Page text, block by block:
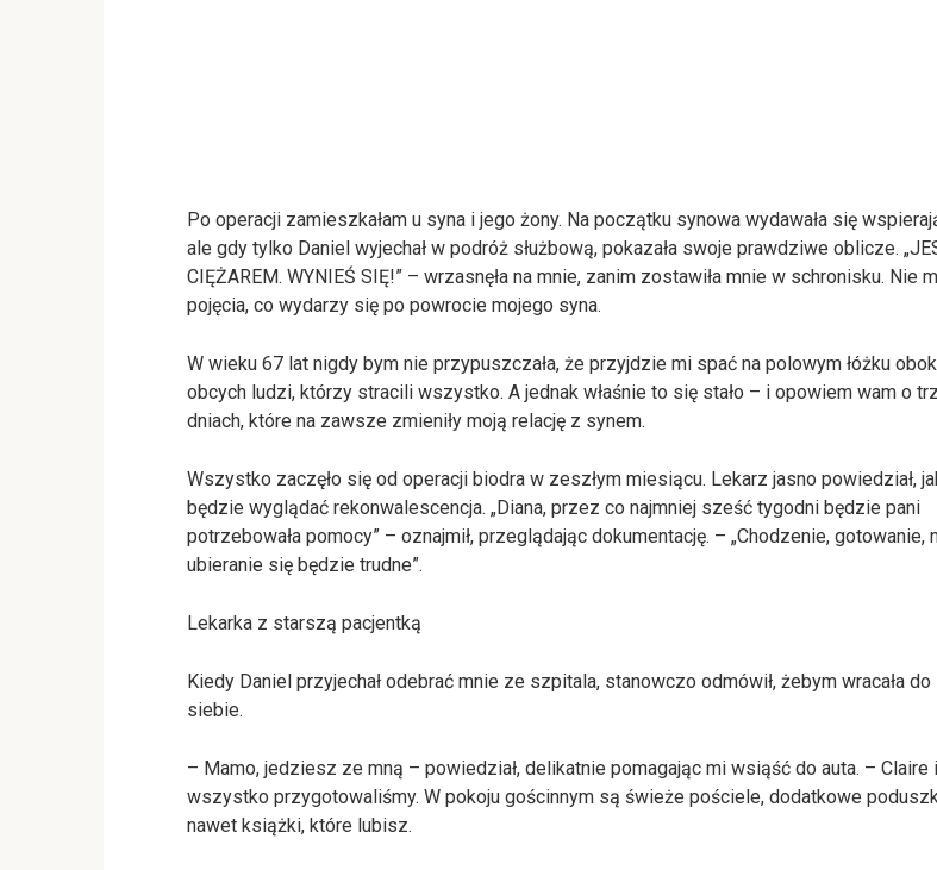
Po operacji zamieszkałam u syna i jego żony. Na początku synowa wydawała się
ale gdy tylko Daniel wyjechał w podróż służbową, pokazała swoje prawdziwe oblicze.
CIĘŻAREM. WYNIEŚ SIĘ!” – wrzasnęła na mnie, zanim zostawiła mnie w schronisku. Nie
pojęcia, co wydarzy się po powrocie mojego syna.
W wieku 67 lat nigdy bym nie przypuszczała, że przyjdzie mi spać na polowym łóżku obok
obcych ludzi, którzy stracili wszystko. A jednak właśnie to się stało – i opowiem wam o
dniach, które na zawsze zmieniły moją relację z synem.
Wszystko zaczęło się od operacji biodra w zeszłym miesiącu. Lekarz jasno powiedział,
będzie wyglądać rekonwalescencja. „Diana, przez co najmniej sześć tygodni będzie pani
potrzebowała pomocy” – oznajmił, przeglądając dokumentację. – „Chodzenie, gotowanie,
ubieranie się będzie trudne”.
Lekarka z starszą pacjentką
Kiedy Daniel przyjechał odebrać mnie ze szpitala, stanowczo odmówił, żebym wracała do
siebie.
– Mamo, jedziesz ze mną – powiedział, delikatnie pomagając mi wsiąść do auta. – Claire
wszystko przygotowaliśmy. W pokoju gościnnym są świeże pościele, dodatkowe
nawet książki, które lubisz.